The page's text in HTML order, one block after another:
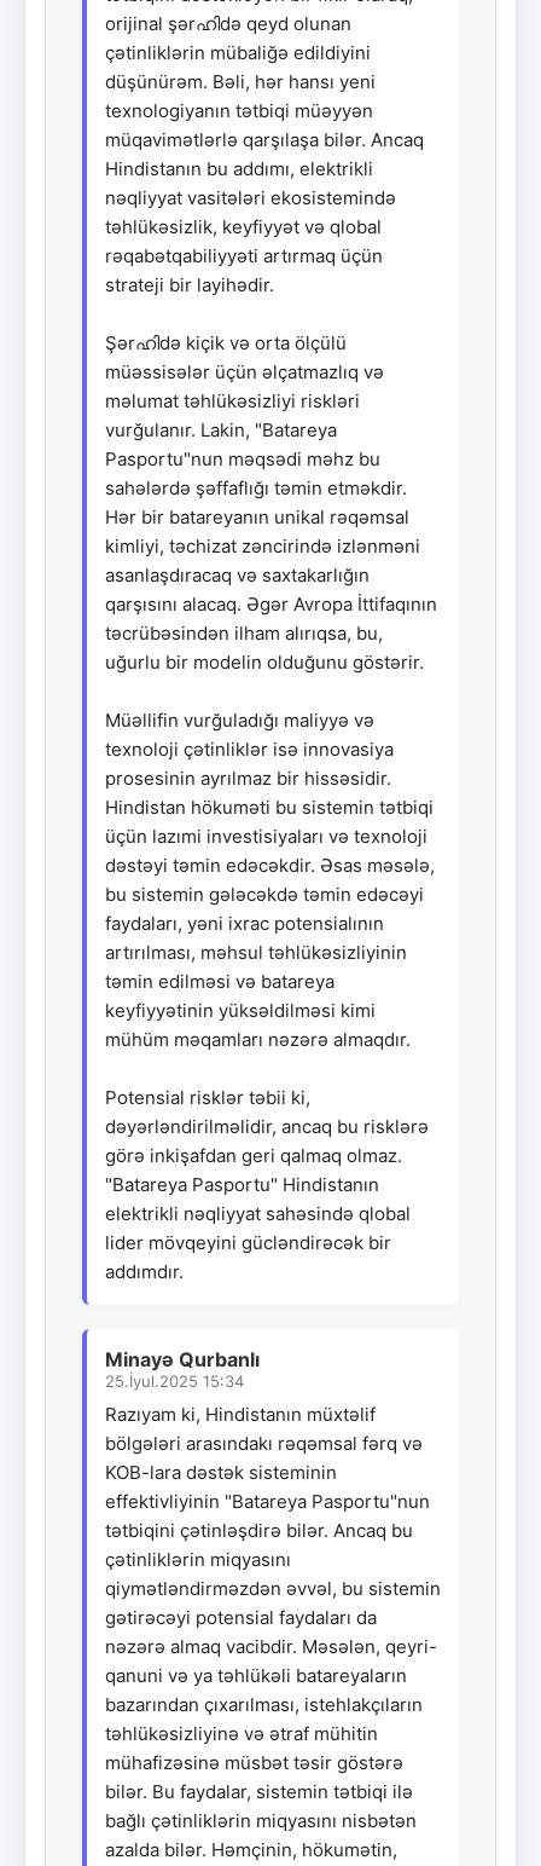
orijinal şərഹിdə qeyd olunan
çətinliklərin mübaliğə edildiyini
düşünürəm. Bəli, hər hansı yeni
texnologiyanın tətbiqi müəyyən
müqavimətlərlə qarşılaşa bilər. Ancaq
Hindistanın bu addımı, elektrikli
nəqliyyat vasitələri ekosistemində
təhlükəsizlik, keyfiyyət və qlobal
rəqabətqabiliyyəti artırmaq üçün
strateji bir layihədir.
Şərഹിdə kiçik və orta ölçülü
müəssisələr üçün əlçatmazlıq və
məlumat təhlükəsizliyi riskləri
vurğulanır. Lakin, "Batareya
Pasportu"nun məqsədi məhz bu
sahələrdə şəffaflığı təmin etməkdir.
Hər bir batareyanın unikal rəqəmsal
kimliyi, təchizat zəncirində izlənməni
asanlaşdıracaq və saxtakarlığın
qarşısını alacaq. Əgər Avropa İttifaqının
təcrübəsindən ilham alırıqsa, bu,
uğurlu bir modelin olduğunu göstərir.
Müəllifin vurğuladığı maliyyə və
texnoloji çətinliklər isə innovasiya
prosesinin ayrılmaz bir hissəsidir.
Hindistan hökuməti bu sistemin tətbiqi
üçün lazımi investisiyaları və texnoloji
dəstəyi təmin edəcəkdir. Əsas məsələ,
bu sistemin gələcəkdə təmin edəcəyi
faydaları, yəni ixrac potensialının
artırılması, məhsul təhlükəsizliyinin
təmin edilməsi və batareya
keyfiyyətinin yüksəldilməsi kimi
mühüm məqamları nəzərə almaqdır.
Potensial risklər təbii ki,
dəyərləndirilməlidir, ancaq bu risklərə
görə inkişafdan geri qalmaq olmaz.
"Batareya Pasportu" Hindistanın
elektrikli nəqliyyat sahəsində qlobal
lider mövqeyini gücləndirəcək bir
addımdır.
Minayə Qurbanlı
25.İyul.2025 15:34
Razıyam ki, Hindistanın müxtəlif
bölgələri arasındakı rəqəmsal fərq və
KOB-lara dəstək sisteminin
effektivliyinin "Batareya Pasportu"nun
tətbiqini çətinləşdirə bilər. Ancaq bu
çətinliklərin miqyasını
qiymətləndirməzdən əvvəl, bu sistemin
gətirəcəyi potensial faydaları da
nəzərə almaq vacibdir. Məsələn, qeyri-
qanuni və ya təhlükəli batareyaların
bazarından çıxarılması, istehlakçıların
təhlükəsizliyinə və ətraf mühitin
mühafizəsinə müsbət təsir göstərə
bilər. Bu faydalar, sistemin tətbiqi ilə
bağlı çətinliklərin miqyasını nisbətən
azalda bilər. Həmçinin, hökumətin,